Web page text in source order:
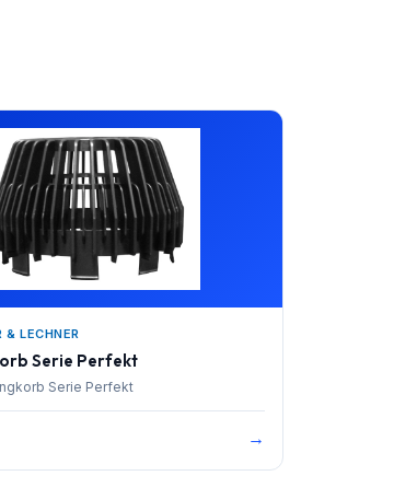
& LECHNER
Serie Perfekt
Serie Perfekt
→